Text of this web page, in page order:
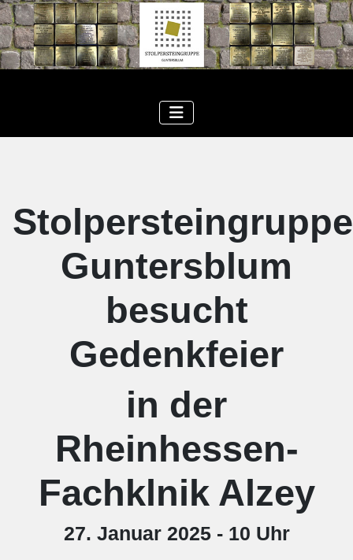
Stolpersteingruppe
Guntersblum
besucht
Gedenkfeier
in der
Rheinhessen-
Fachklnik Alzey
27. Januar 2025 - 10 Uhr